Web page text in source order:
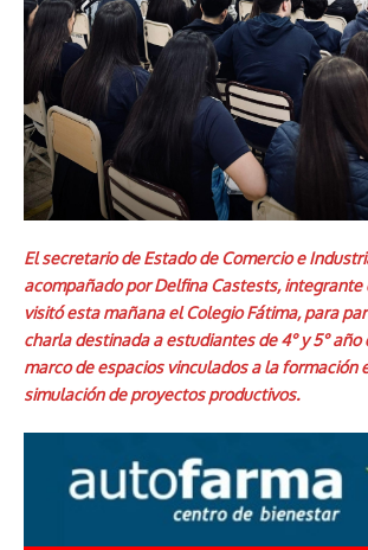
El secretario de Estado de Comercio e
acompañado por Delfina Castests, integrante
visitó esta mañana el Colegio Fátima, para
charla destinada a estudiantes de 4° y 5° año
marco de espacios vinculados a la formación
simulación de proyectos productivos.